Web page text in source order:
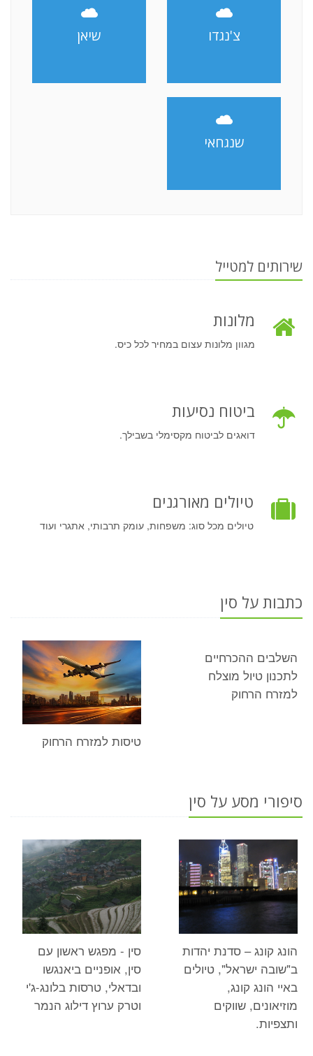
צ'נגדו שיאן
שנגחאי
שירותים למטייל
מלונות
מגוון מלונות עצום במחיר לכל כיס.
ביטוח נסיעות
דואגים לביטוח מקסימלי בשבילך.
טיולים מאורגנים
טיולים מכל סוג: משפחות, עומק תרבותי, אתגרי ועוד
כתבות על סין
השלבים ההכרחיים
לתכנון טיול מוצלח
למזרח הרחוק
טיסות למזרח הרחוק
סיפורי מסע על סין
הונג קונג – סדנת יהדות
ב"שובה ישראל", טיולים
באיי הונג קונג,
מוזיאונים, שווקים
ותצפיות.
סין - מפגש ראשון עם
סין, אופניים ביאנגשו
ובדאלי, טרסות בלונג-ג'י
וטרק ערוץ דילוג הנמר